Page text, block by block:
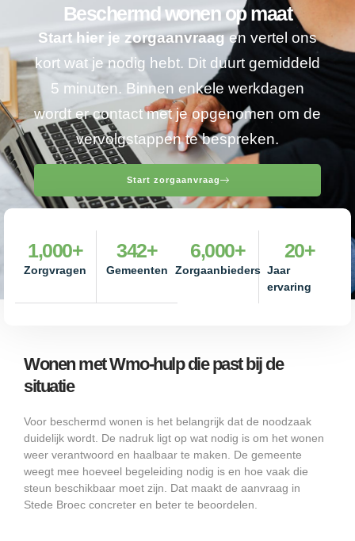
Beschermd wonen op maat
Start hier je zorgaanvraagen vertel ons
kort wat je nodig hebt. Dit duurt gemiddeld
5 minuten. Binnen enkele werkdagen
wordt er contact met je opgenomen om de
vervolgstappen te bespreken.
Start zorgaanvraag
Zorgvragen
1,000+
Gemeenten
342+
Zorgaanbieders
6,000+
Jaar
ervaring
20+
Wonen met Wmo-hulp die past bij de
situatie
Voor beschermd wonen is het belangrijk dat de noodzaak
duidelijk wordt. De nadruk ligt op wat nodig is om het wonen
weer verantwoord en haalbaar te maken. De gemeente
weegt mee hoeveel begeleiding nodig is en hoe vaak die
steun beschikbaar moet zijn. Dat maakt de aanvraag in
Stede Broec concreter en beter te beoordelen.